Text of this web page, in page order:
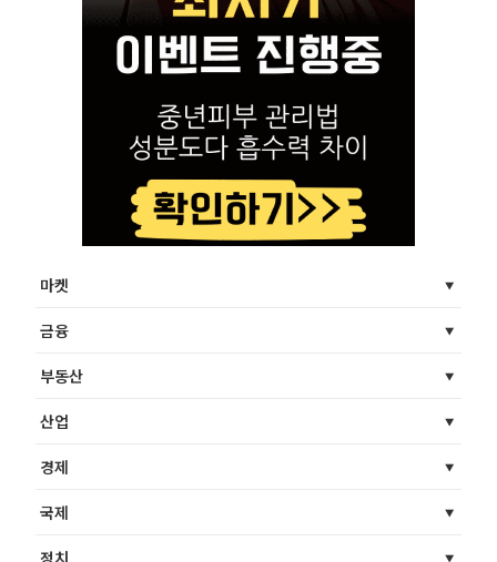
마켓
금융
부동산
산업
경제
국제
정치